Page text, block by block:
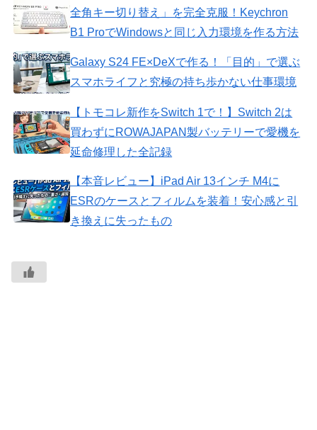
全角キー切り替え」を完全克服！Keychron
B1 ProでWindowsと同じ入力環境を作る方法
Galaxy S24 FE×DeXで作る！「目的」で選ぶ
スマホライフと究極の持ち歩かない仕事環境
【トモコレ新作をSwitch 1で！】Switch 2は
買わずにROWAJAPAN製バッテリーで愛機を
延命修理した全記録
【本音レビュー】iPad Air 13インチ M4に
ESRのケースとフィルムを装着！安心感と引
き換えに失ったもの